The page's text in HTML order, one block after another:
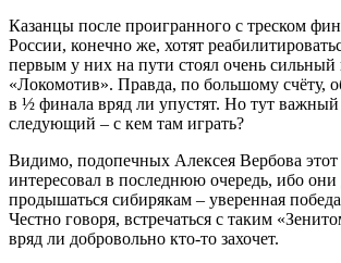
Казанцы после проигранного с треском
России, конечно же, хотят
первым у них на пути стоял очень сильный
«Локомотив». Правда, по большому счёту,
в ½ финала вряд ли упустят. Но тут
следующий – с кем там играть?
Видимо, подопечных Алексея Вербова этот
интересовал в последнюю очередь, ибо они
продышаться сибирякам – уверенная
Честно говоря, встречаться с таким
вряд ли добровольно кто-то захочет.